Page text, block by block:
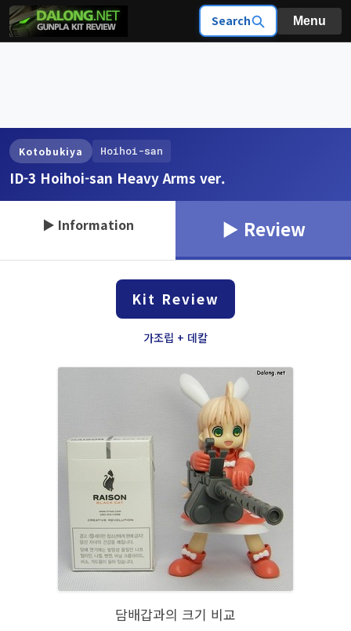
Search Menu
Kotobukiya Hoihoi-san
ID-3 Hoihoi-san Heavy Arms ver.
▶ Information ▶ Review
Kit Review
가조립 + 데칼
담배갑과의 크기 비교